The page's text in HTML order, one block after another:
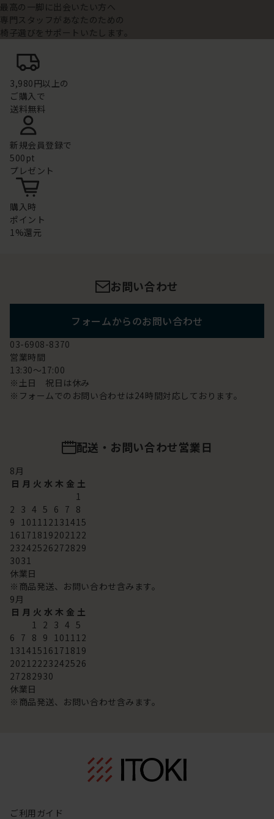
最高の一脚に出会いたい方へ
専門スタッフがあなたのための
椅子選びをサポートいたします。
3,980円以上の
ご購入で
送料無料
新規会員登録で
500pt
プレゼント
購入時
ポイント
1%還元
お問い合わせ
フォームからのお問い合わせ
03-6908-8370
営業時間
13:30～17:00
※土日 祝日は休み
※フォームでのお問い合わせは24時間対応しております。
配送・お問い合わせ営業日
8月
日 月 火 水 木 金 土
1
2 3 4 5 6 7 8
9 101112131415
16171819202122
23242526272829
3031
休業日
※商品発送、お問い合わせ含みます。
9月
日 月 火 水 木 金 土
1 2 3 4 5
6 7 8 9 101112
13141516171819
20212223242526
27282930
休業日
※商品発送、お問い合わせ含みます。
ご利用ガイド